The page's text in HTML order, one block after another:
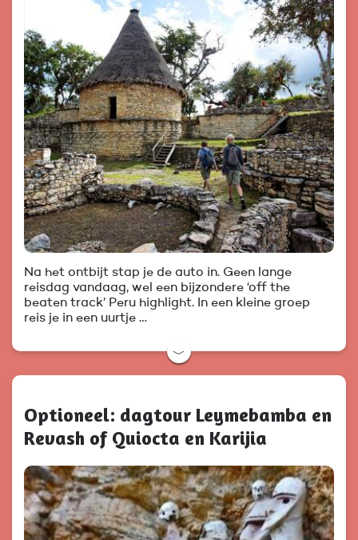
Na het ontbijt stap je de auto in. Geen lange
reisdag vandaag, wel een bijzondere ‘off the
beaten track’ Peru highlight. In een kleine groep
reis je in een uurtje …
﹀
Optioneel: dagtour Leymebamba en
Revash of Quiocta en Karijia